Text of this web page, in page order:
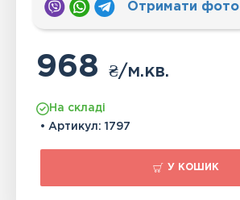
Отримати фото
968₴/м.кв.
На складі
• Артикул: 1797
У КОШИК